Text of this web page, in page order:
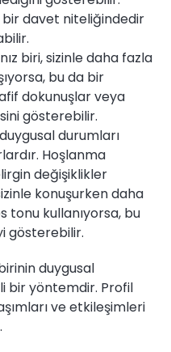
bir davet niteliğindedir
biri, sizinle daha fazla
bu da bir
dokunuşlar veya
gösterebilir.
durumları
Hoşlanma
değişiklikler
konuşurken daha
tonu kullanıyorsa, bu
gösterebilir.
duygusal
bir yöntemdir. Profil
ve etkileşimleri